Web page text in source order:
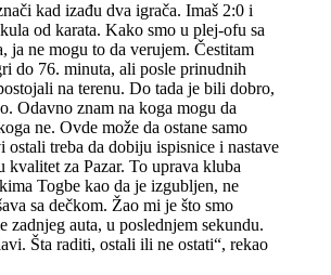
kad izađu dva igrača. Imaš 2:0 i
od karata. Kako smo u plej-ofu sa
ja ne mogu to da verujem. Čestitam
do 76. minuta, ali posle prinudnih
na terenu. Do tada je bili dobro,
Odavno znam na koga mogu da
ne. Ovde može da ostane samo
ostali treba da dobiju ispisnice i nastave
kvalitet za Pazar. To uprava kluba
Togbe kao da je izgubljen, ne
sa dečkom. Žao mi je što smo
zadnjeg auta, u poslednjem sekundu.
Šta raditi, ostali ili ne ostati“, rekao